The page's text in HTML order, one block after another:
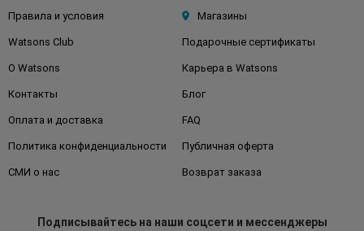
Правила и условия Магазины
Watsons Club Подарочные сертификаты
О Watsons Карьера в Watsons
Контакты Блог
Оплата и доставка FAQ
Политика конфиденциальности Публичная оферта
СМИ о нас Возврат заказа
Подписывайтесьна наши соцсети и мессенджеры